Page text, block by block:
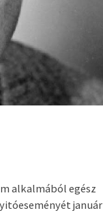
alkalmából egész
január